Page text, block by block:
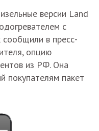
версии Land
с
в пресс-
опцию
из РФ. Она
покупателям пакет